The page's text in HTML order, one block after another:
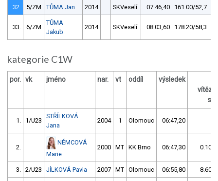
32. 5/ZM TŮMA Jan 2014 SKVeselí 07:46,40 161.00/52,7
33. 6/ZM
TŮMA
Jakub
2014 SKVeselí 08:03,60 178.20/58,3
kategorie C1W
por. vk jméno nar. vt oddíl výsledek
s /
1. 1/U23
STŘÍLKOVÁ
Jana
2004 1 Olomouc 06:47,20
2.
NĚMCOVÁ
Marie
2000 MT KK Brno 06:47,30 0.10/
3. 2/U23 JÍLKOVÁ Pavla 2007 MT Olomouc 06:55,80 8.60/